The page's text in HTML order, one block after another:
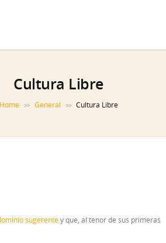
Cultura Libre
Home >> General >> Cultura Libre
sugerentey que, al tenor de sus primeras